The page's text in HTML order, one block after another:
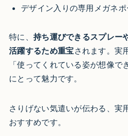
デザイン入りの専用メガネポ
特に、 持ち運びできるスプレー
活躍するため重宝されます。実
「使ってくれている姿が想像
にとって魅力です。
さりげない気遣いが伝わる、実
おすすめです。